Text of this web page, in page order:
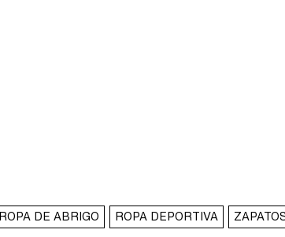
ROPA DE ABRIGO ROPA DEPORTIVA